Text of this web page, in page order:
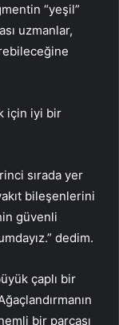
“yeşil”
uzmanlar,
için iyi bir
sırada yer
bileşenlerini
güvenli
dedim.
çaplı bir
bir parçası